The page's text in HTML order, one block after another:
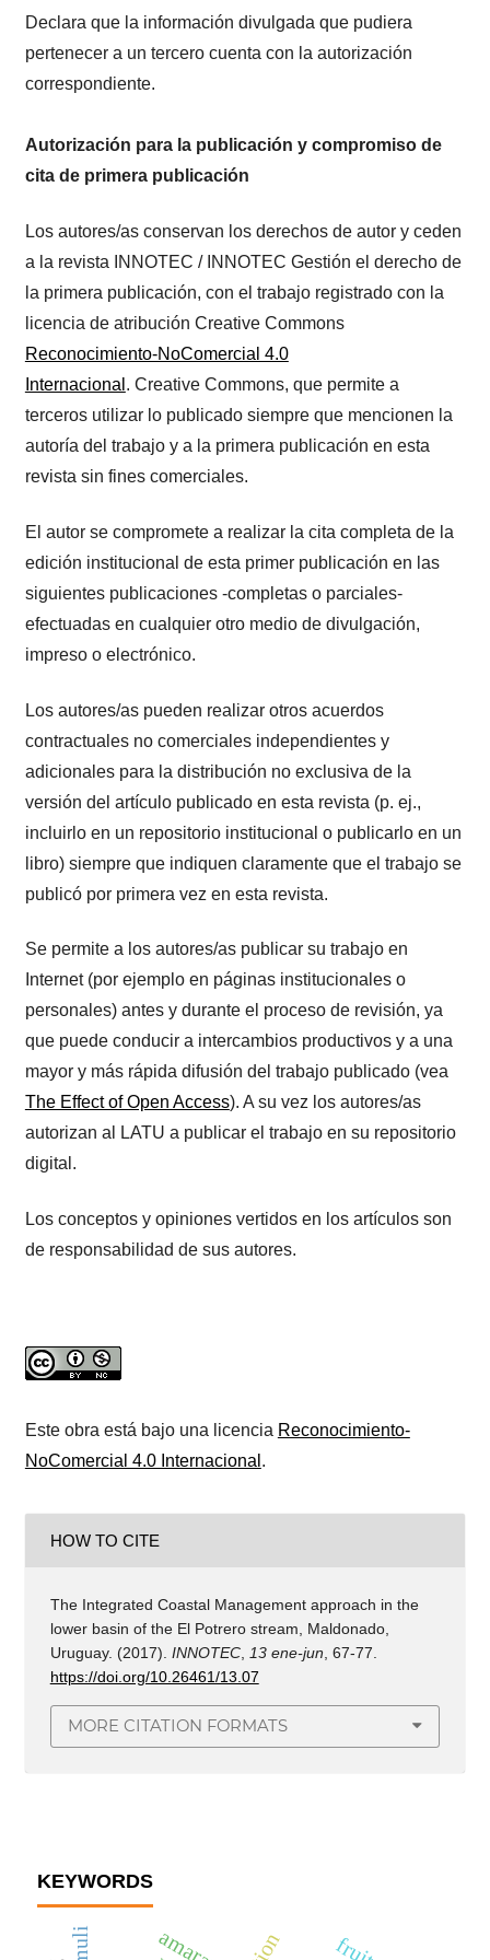
Declara que la información divulgada que pudiera
pertenecer a un tercero cuenta con la autorización
correspondiente.
Autorización para la publicación y compromiso de
cita de primera publicación
Los autores/as conservan los derechos de autor y ceden
a la revista INNOTEC / INNOTEC Gestión el derecho de
la primera publicación, con el trabajo registrado con la
licencia de atribución Creative Commons
Reconocimiento-NoComercial 4.0
Internacional . Creative Commons, que permite a
terceros utilizar lo publicado siempre que mencionen la
autoría del trabajo y a la primera publicación en esta
revista sin fines comerciales.
El autor se compromete a realizar la cita completa de la
edición institucional de esta primer publicación en las
siguientes publicaciones -completas o parciales-
efectuadas en cualquier otro medio de divulgación,
impreso o electrónico.
Los autores/as pueden realizar otros acuerdos
contractuales no comerciales independientes y
adicionales para la distribución no exclusiva de la
versión del artículo publicado en esta revista (p. ej.,
incluirlo en un repositorio institucional o publicarlo en un
libro) siempre que indiquen claramente que el trabajo se
publicó por primera vez en esta revista.
Se permite a los autores/as publicar su trabajo en
Internet (por ejemplo en páginas institucionales o
personales) antes y durante el proceso de revisión, ya
que puede conducir a intercambios productivos y a una
mayor y más rápida difusión del trabajo publicado (vea
The Effect of Open Access). A su vez los autores/as
autorizan al LATU a publicar el trabajo en su repositorio
digital.
Los conceptos y opiniones vertidos en los artículos son
de responsabilidad de sus autores.
Este obra está bajo una licencia Reconocimiento-
NoComercial 4.0 Internacional .
HOW TO CITE
The Integrated Coastal Management approach in the
lower basin of the El Potrero stream, Maldonado,
Uruguay. (2017). INNOTEC, 13 ene-jun , 67-77.
https://doi.org/10.26461/13.07
MORE CITATION FORMATS
KEYWORDS